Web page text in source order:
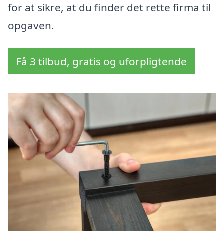
for at sikre, at du finder det rette firma til
opgaven.
Få 3 tilbud, gratis og uforpligtende